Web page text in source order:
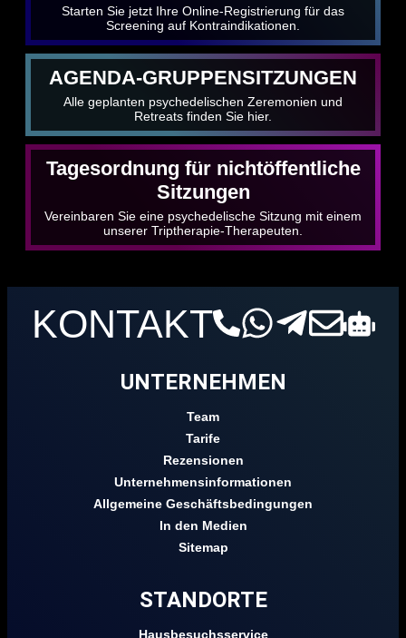
Starten Sie jetzt Ihre Online-Registrierung für das
Screening auf Kontraindikationen.
AGENDA-GRUPPENSITZUNGEN
Alle geplanten psychedelischen Zeremonien und
Retreats finden Sie hier.
Tagesordnung für nichtöffentliche
Sitzungen
Vereinbaren Sie eine psychedelische Sitzung mit einem
unserer Triptherapie-Therapeuten.
KONTAKT
UNTERNEHMEN
Team
Tarife
Rezensionen
Unternehmensinformationen
Allgemeine Geschäftsbedingungen
In den Medien
Sitemap
STANDORTE
Hausbesuchsservice